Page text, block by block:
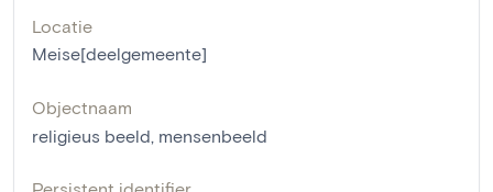
Locatie
Meise[deelgemeente]
Objectnaam
religieus beeld, mensenbeeld